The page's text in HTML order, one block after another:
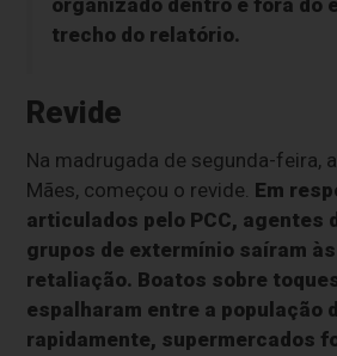
organizado dentro e fora do
trecho do relatório.
Revide
Na madrugada de segunda-feira,
Mães, começou o revide. Em
articulados pelo PCC, agentes
grupos de extermínio saíram
retaliação. Boatos sobre
espalharam entre a população
rapidamente, supermercados